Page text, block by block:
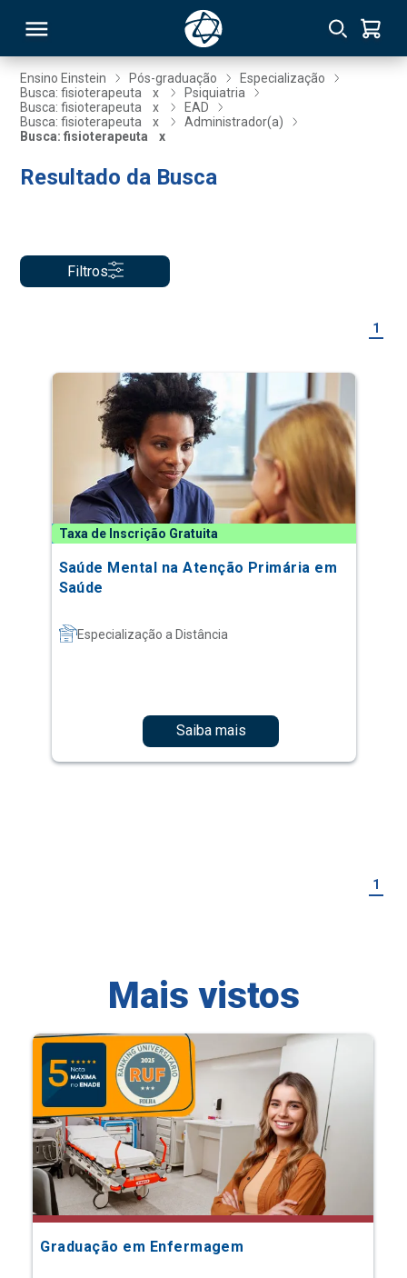
Ensino Einstein Pós-graduação
Especialização
Busca: fisioterapeuta
x
Psiquiatria
Busca: fisioterapeuta
x
EAD
Busca: fisioterapeuta
x
Administrador(a)
Busca: fisioterapeuta
x
Resultado da Busca
Filtros
1
Taxa de Inscrição Gratuita
Saúde Mental na Atenção Primária em
Saúde
Especialização a Distância
Saiba mais
1
Mais vistos
Graduação em Enfermagem